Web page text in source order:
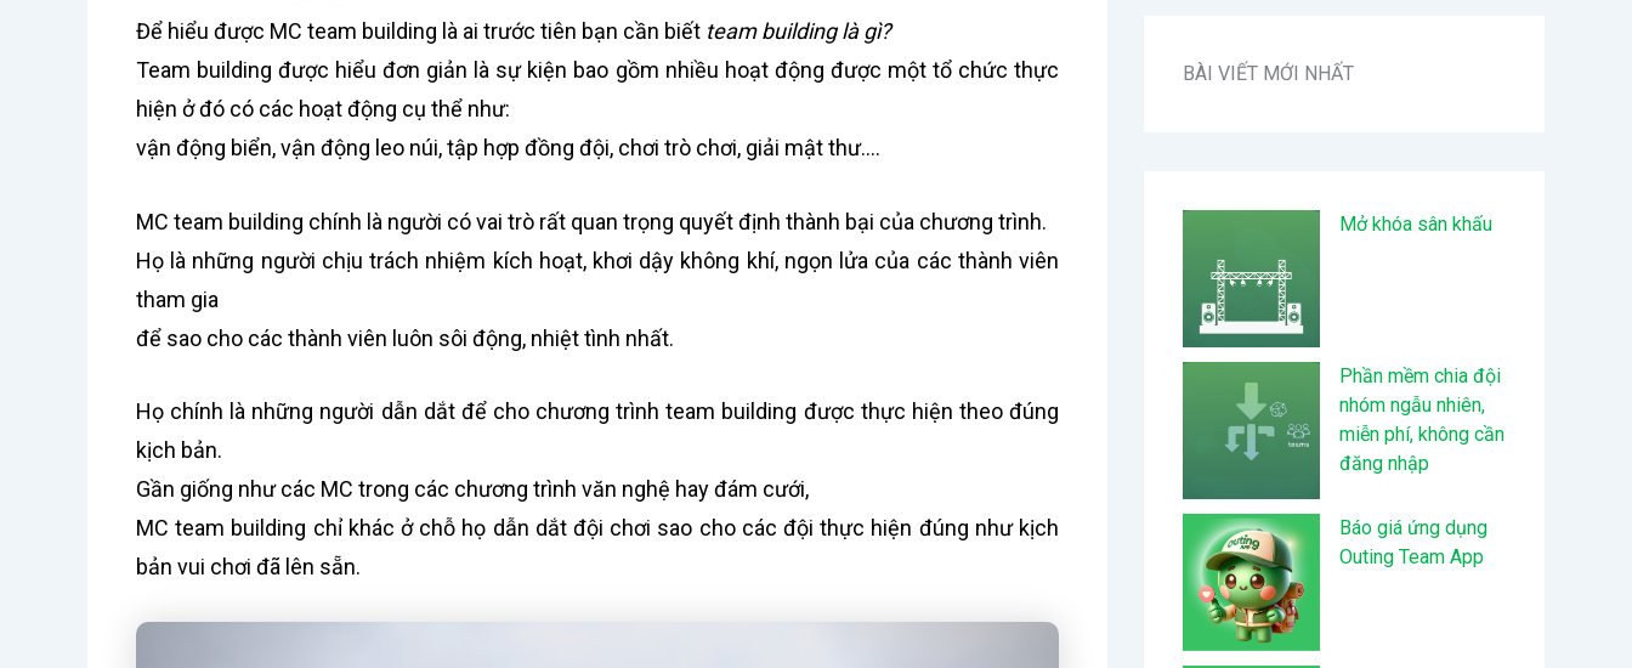
Để hiểu được MC team building là ai trước tiên bạn cần biết team building là gì?
Team building được hiểu đơn giản là sự kiện bao gồm nhiều hoạt động được một tổ chức thực
hiện ở đó có các hoạt động cụ thể như:
vận động biển, vận động leo núi, tập hợp đồng đội, chơi trò chơi, giải mật thư….
MC team building chính là người có vai trò rất quan trọng quyết định thành bại của chương trình.
Họ là những người chịu trách nhiệm kích hoạt, khơi dậy không khí, ngọn lửa của các thành viên
tham gia
để sao cho các thành viên luôn sôi động, nhiệt tình nhất.
Họ chính là những người dẫn dắt để cho chương trình team building được thực hiện theo đúng
kịch bản.
Gần giống như các MC trong các chương trình văn nghệ hay đám cưới,
MC team building chỉ khác ở chỗ họ dẫn dắt đội chơi sao cho các đội thực hiện đúng như kịch
bản vui chơi đã lên sẵn.
BÀI VIẾT MỚI NHẤT
Mở khóa sân khấu
Phần mềm chia đội
nhóm ngẫu nhiên,
miễn phí, không cần
đăng nhập
Báo giá ứng dụng
Outing Team App